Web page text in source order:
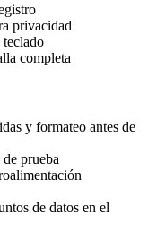
privacidad
completa
y formateo antes de
prueba
de datos en el